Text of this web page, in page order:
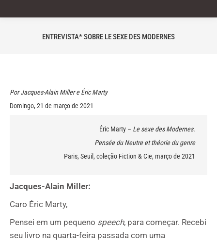
ENTREVISTA* SOBRE LE SEXE DES MODERNES
Por Jacques-Alain Miller e Éric Marty
Domingo, 21 de março de 2021
Éric Marty – Le sexe des Modernes.
Pensée du Neutre et théorie du genre
Paris, Seuil, coleção Fiction & Cie, março de 2021
Jacques-Alain Miller:
Caro Éric Marty,
Pensei em um pequeno speech, para começar. Recebi
seu livro na quarta-feira passada com uma